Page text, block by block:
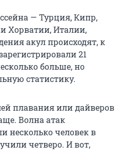
— Турция, Кипр,
Хорватии, Италии,
акул происходят, к
21
больше, но
статистику.
плавания или дайверов
Волна атак
несколько человек в
четверо. И вот,